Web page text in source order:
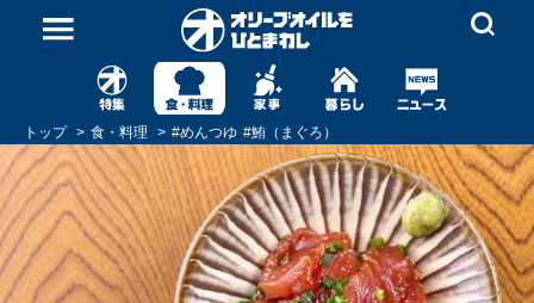
トップ 食・料理 #めんつゆ #鮪（まぐろ）